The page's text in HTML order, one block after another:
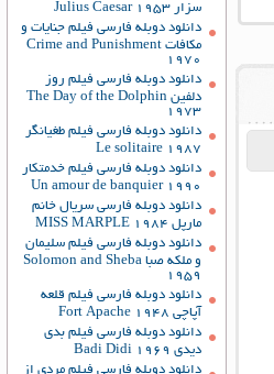
سزار Julius Caesar 1953
دانلود دوبله فارسی فیلم جنایات و
مکافات Crime and Punishment
1970
دانلود دوبله فارسی فیلم روز
دلفین The Day of the Dolphin
1973
دانلود دوبله فارسی فیلم طغیانگر
Le solitaire 1987
دانلود دوبله فارسی فیلم خدمتکار
Un amour de banquier 1990
دانلود دوبله فارسی سریال خانم
مارپل MISS MARPLE 1984
دانلود دوبله فارسی فیلم سلیمان
و ملکه صبا Solomon and Sheba
1959
دانلود دوبله فارسی فیلم قلعه
آپاچی Fort Apache 1948
دانلود دوبله فارسی فیلم بدی
دیدی Badi Didi 1969
دانلود دوبله فارسی فیلم مردی از